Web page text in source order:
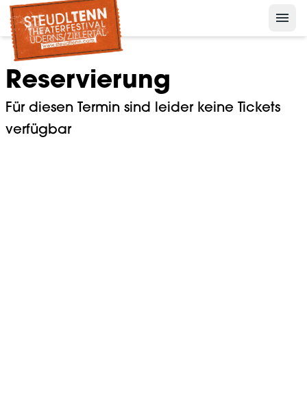
menu
Nelson der Pinguin
Archivkeyboard_arrow_down
Reservierung
Für diesen Termin sind leider keine Tickets
verfügbar